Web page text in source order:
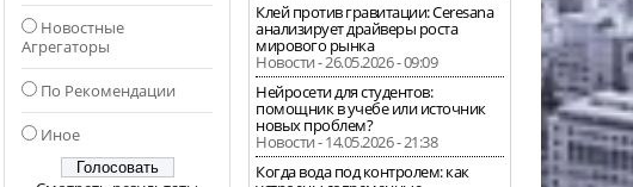
Новостные
Агрегаторы
По Рекомендации
Иное
Клей против гравитации: Ceresana
анализирует драйверы роста
мирового рынка
Новости - 26.05.2026 - 09:09
Нейросети для студентов:
помощник в учебе или источник
новых проблем?
Новости - 14.05.2026 - 21:38
Когда вода под контролем: как